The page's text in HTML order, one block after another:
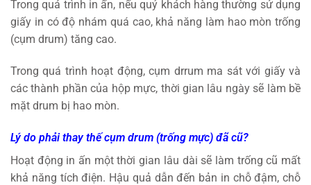
Trong quá trình in ấn, nếu quý khách hàng thường sử dụng
giấy in có độ nhám quá cao, khả năng làm hao mòn trống
(cụm drum) tăng cao.
Trong quá trình hoạt động, cụm drrum ma sát với giấy và
các thành phần của hộp mực, thời gian lâu ngày sẽ làm bề
mặt drum bị hao mòn.
Lý do phải thay thế cụm drum (trống mực) đã cũ?
Hoạt động in ấn một thời gian lâu dài sẽ làm trống cũ mất
khả năng tích điện. Hậu quả dẫn đến bản in chỗ đậm, chỗ